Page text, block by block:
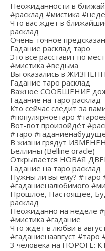
Неожиданности в
#расклад #мистика
Что вас ждёт в
расклад
Очень точное
Гадание расклад таро
Это все расставит по
#мистика #ведьма
Вы оказались в
Гадание таро расклад
Важное СООБЩЕНИЕ
Гадание на таро расклад
Кто сейчас следит за
#популярноетаро
Вот-вот произойдёт
#таро
В жизни грядут
Беллины (Belline oracle)
Открывается НОВАЯ
Гадание на таро расклад
Нужны ли вы ему? #таро
#гаданиеналюбимого
Прошлое, Настоящее,
расклад
Неожиданно на неделе
#мистика #гадание
Что ждёт в любви в
#гаданиенаавгуст #таро
3 человека на ПОРОГЕ: